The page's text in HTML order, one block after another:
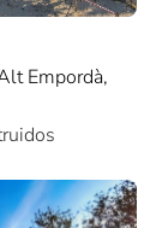
Empordà,